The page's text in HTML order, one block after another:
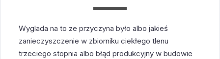
Wyglada na to ze przyczyna było albo jakieś
zanieczyszczenie w zbiorniku ciekłego tlenu
trzeciego stopnia albo błąd produkcyjny w budowie